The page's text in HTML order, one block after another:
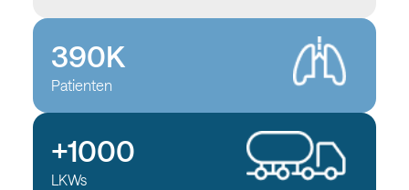
390K
Patienten
+1000
LKWs